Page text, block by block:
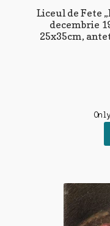
Liceul de Fete
decembrie
25x35cm,